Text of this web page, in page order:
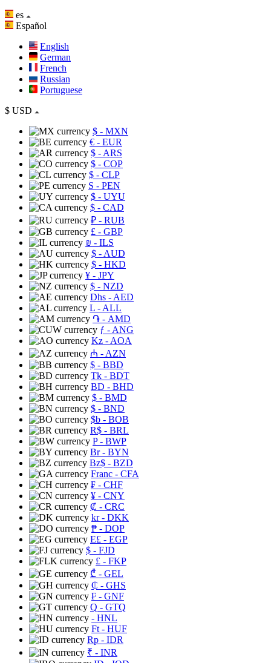
es
Español
English
German
French
Russian
Portuguese
$ USD
$ - MXN
€ - EUR
$ - ARS
$ - COP
$ - CLP
S - PEN
$ - UYU
$ - CAD
₽ - RUB
£ - GBP
₪ - ILS
$ - AUD
$ - HKD
¥ - JPY
$ - NZD
Dhs - AED
L - ALL
֏ - AMD
ƒ - ANG
Kz - AOA
₼ - AZN
$ - BBD
Tk - BDT
BD - BHD
$ - BMD
$ - BND
$b - BOB
R$ - BRL
P- BWP
Br- BYN
Bz$ - BZD
Franc - CFA
₣ - CHF
¥ - CNY
₡ - CRC
kr- DKK
₱ - DOP
E£ - EGP
$ - FJD
£ - FKP
₾ - GEL
₵ - GHS
₣ - GNF
Q - GTQ
- HNL
Ft - HUF
Rp - IDR
₹ - INR